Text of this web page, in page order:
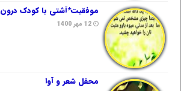
موفقیت*آشتی با کودک درون
12 مهر 1400
محفل شعر و آوا